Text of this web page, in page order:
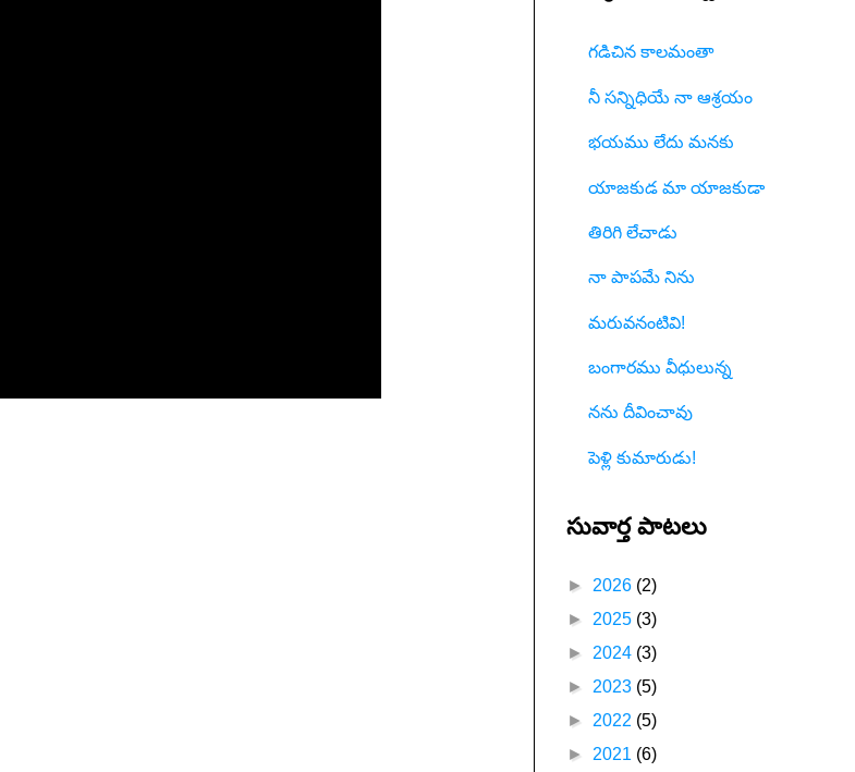
గడిచిన కాలమంతా
నీ సన్నిధియే నా ఆశ్రయం
భయము లేదు మనకు
యాజకుడ మా యాజకుడా
తిరిగి లేచాడు
నా పాపమే నిను
మరువనంటివి!
బంగారము వీధులున్న
నను దీవించావు
పెళ్లి కుమారుడు!
సువార్త పాటలు
► 2026 (2)
► 2025 (3)
► 2024 (3)
► 2023 (5)
► 2022 (5)
► 2021 (6)